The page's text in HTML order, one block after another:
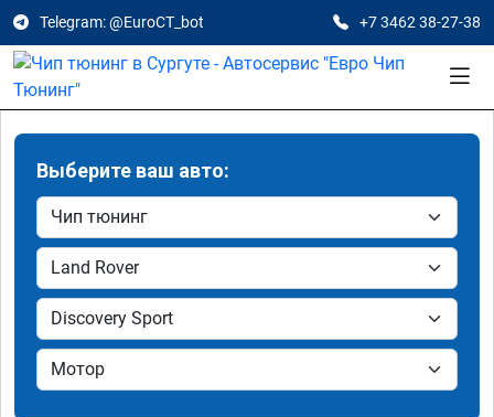
Telegram: @EuroCT_bot +7 3462 38-27-38
Выберите ваш авто: